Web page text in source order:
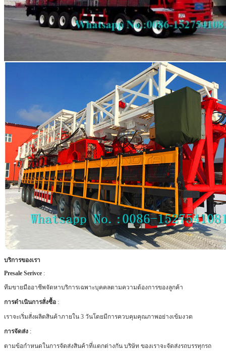
บริการของเรา
Presale Serivce :
ทีมขายมืออาชีพจัดหาบริการเฉพาะบุคคลตามความต้องการของลูกค้า
การดำเนินการสั่งซื้อ :
เราจะเริ่มสั่งผลิตสินค้าภายใน 3 วันโดยมีการควบคุมคุณภาพอย่างเข้มงวด
การจัดส่ง :
ตามข้อกำหนดในการจัดส่งสินค้าที่แตกต่างกัน บริษัท ของเราจะจัดส่งรถบรรทุกรถ